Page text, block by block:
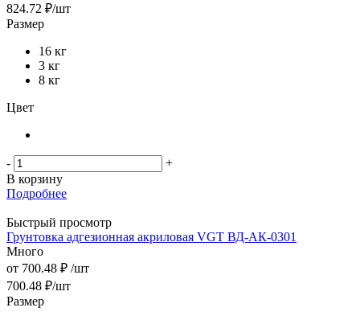
824.72 ₽/шт
Размер
16 кг
3 кг
8 кг
Цвет
-
+
В корзину
Подробнее
Быстрый просмотр
Грунтовка адгезионная акриловая VGT ВД-АК-0301
Много
от 700.48 ₽ /шт
700.48 ₽/шт
Размер